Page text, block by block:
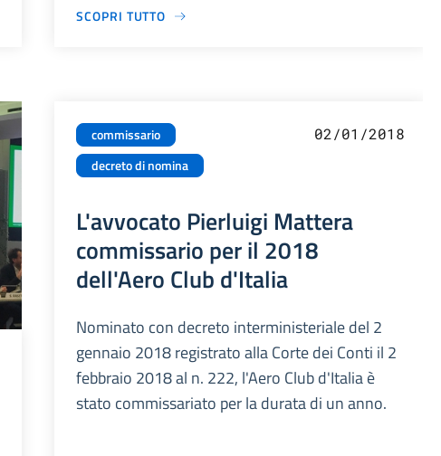
SCOPRI TUTTO
commissario
decreto di nomina
02/01/2018
L'avvocato Pierluigi Mattera
commissario per il 2018
dell'Aero Club d'Italia
Nominato con decreto interministeriale del 2
gennaio 2018 registrato alla Corte dei Conti il 2
febbraio 2018 al n. 222, l'Aero Club d'Italia è
stato commissariato per la durata di un anno.